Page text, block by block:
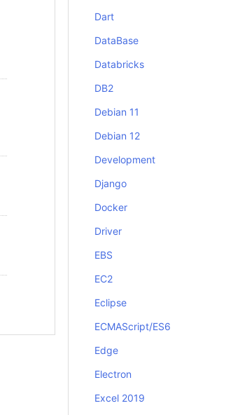
Dart
DataBase
Databricks
DB2
Debian 11
Debian 12
Development
Django
Docker
Driver
EBS
EC2
Eclipse
ECMAScript/ES6
Edge
Electron
Excel 2019